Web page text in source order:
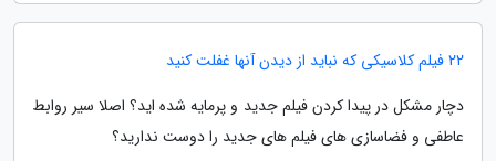
22 فیلم کلاسیکی که نباید از دیدن آنها غفلت کنید
دچار مشکل در پیدا کردن فیلم جدید و پرمایه شده اید؟ اصلا سیر روابط
عاطفی و فضاسازی های فیلم های جدید را دوست ندارید؟